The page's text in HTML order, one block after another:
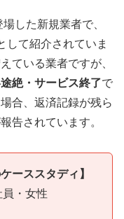
した新規業者で、
して紹介されていま
ている業者ですが、
絶・サービス終了で
合、返済記録が残ら
告されています。
ーススタディ】
・女性